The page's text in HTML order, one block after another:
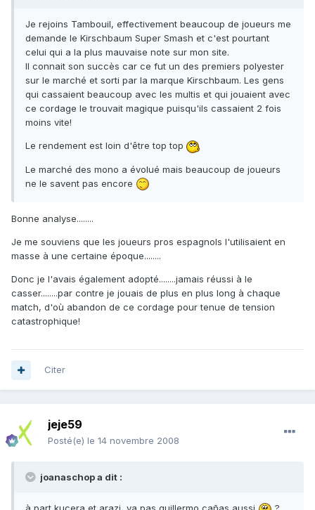
Je rejoins Tambouil, effectivement beaucoup de joueurs me
demande le Kirschbaum Super Smash et c'est pourtant
celui qui a la plus mauvaise note sur mon site.
Il connait son succès car ce fut un des premiers polyester
sur le marché et sorti par la marque Kirschbaum. Les gens
qui cassaient beaucoup avec les multis et qui jouaient avec
ce cordage le trouvait magique puisqu'ils cassaient 2 fois
moins vite!
Le rendement est loin d'être top top
Le marché des mono a évolué mais beaucoup de joueurs
ne le savent pas encore
Bonne analyse........
Je me souviens que les joueurs pros espagnols l'utilisaient en
masse à une certaine époque........
Donc je l'avais également adopté........jamais réussi à le
casser........par contre je jouais de plus en plus long à chaque
match, d'où abandon de ce cordage pour tenue de tension
catastrophique!
Citer
jeje59
Posté(e) le 14 novembre 2008
joanaschop a dit :